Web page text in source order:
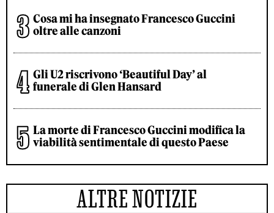
Cosa mi ha insegnato Francesco Guccini
oltre alle canzoni
Gli U2 riscrivono ‘Beautiful Day’ al
funerale di Glen Hansard
La morte di Francesco Guccini modifica la
viabilità sentimentale di questo Paese
ALTRE NOTIZIE